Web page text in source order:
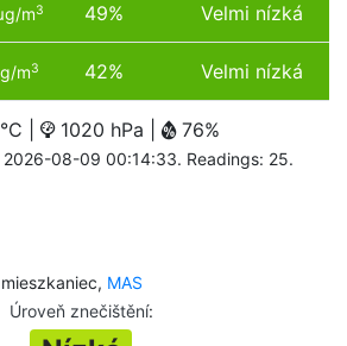
m3 49% Velmi nízká
m3 42% Velmi nízká
| 1020 hPa | 76%
2026-08-09 00:14:33. Readings: 25.
MAS
Úroveň znečištění: